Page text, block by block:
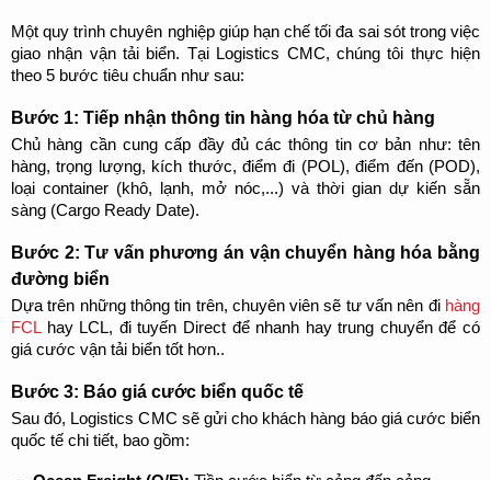
Một quy trình chuyên nghiệp giúp hạn chế tối đa sai sót trong việc
giao nhận vận tải biển. Tại Logistics CMC, chúng tôi thực hiện
theo 5 bước tiêu chuẩn như sau:
Bước 1: Tiếp nhận thông tin hàng hóa từ chủ hàng
Chủ hàng cần cung cấp đầy đủ các thông tin cơ bản như: tên
hàng, trọng lượng, kích thước, điểm đi (POL), điểm đến (POD),
loại container (khô, lạnh, mở nóc,...) và thời gian dự kiến sẵn
sàng (Cargo Ready Date).
Bước 2: Tư vấn phương án vận chuyển hàng hóa bằng
đường biển
Dựa trên những thông tin trên, chuyên viên sẽ tư vấn nên đi hàng
FCL hay LCL, đi tuyến Direct để nhanh hay trung chuyển để có
giá cước vận tải biển tốt hơn..
Bước 3: Báo giá cước biển quốc tế
Sau đó, Logistics CMC sẽ gửi cho khách hàng báo giá cước biển
quốc tế chi tiết, bao gồm: